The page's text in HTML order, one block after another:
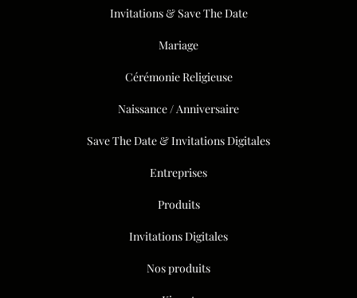
Invitations & Save The Date
Mariage
Cérémonie Religieuse
Naissance / Anniversaire
Save The Date & Invitations Digitales
Entreprises
Produits
Invitations Digitales
Nos produits